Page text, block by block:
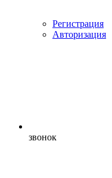
Регистрация
Авторизация
звонок